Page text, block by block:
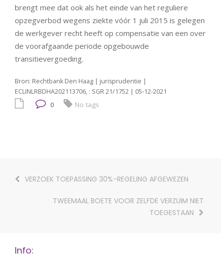
brengt mee dat ook als het einde van het reguliere
opzegverbod wegens ziekte vóór 1 juli 2015 is gelegen
de werkgever recht heeft op compensatie van een over
de voorafgaande periode opgebouwde
transitievergoeding.
Bron: Rechtbank Den Haag | jurisprudentie |
ECLINLRBDHA202113706, : SGR 21/1752 | 05-12-2021
0 No tags
VERZOEK TOEPASSING 30%-REGELING AFGEWEZEN
TWEEMAAL BOETE VOOR ZELFDE VERZUIM NIET
TOEGESTAAN
Info: